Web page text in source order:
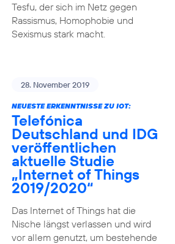
Tesfu, der sich im Netz gegen
Rassismus, Homophobie und
Sexismus stark macht.
28. November 2019
NEUESTE ERKENNTNISSE ZU IOT:
Telefónica
Deutschland und IDG
veröffentlichen
aktuelle Studie
„Internet of Things
2019/2020“
Das Internet of Things hat die
Nische längst verlassen und wird
vor allem genutzt, um bestehende